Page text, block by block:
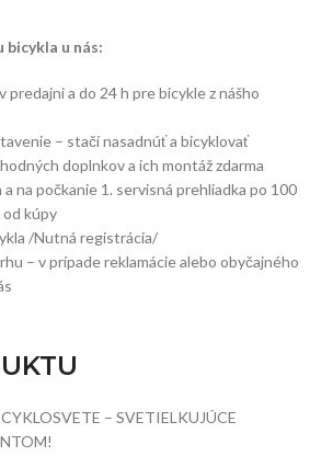
bicykla u nás:
predajni a do 24 h pre bicykle z nášho
– stačí nasadnúť a bicyklovať
doplnkov a ich montáž zdarma
a na počkanie 1. servisná prehliadka po 100
od kúpy
/Nutná registrácia/
– v prípade reklamácie alebo obyčajného
– SVETIELKUJÚCE